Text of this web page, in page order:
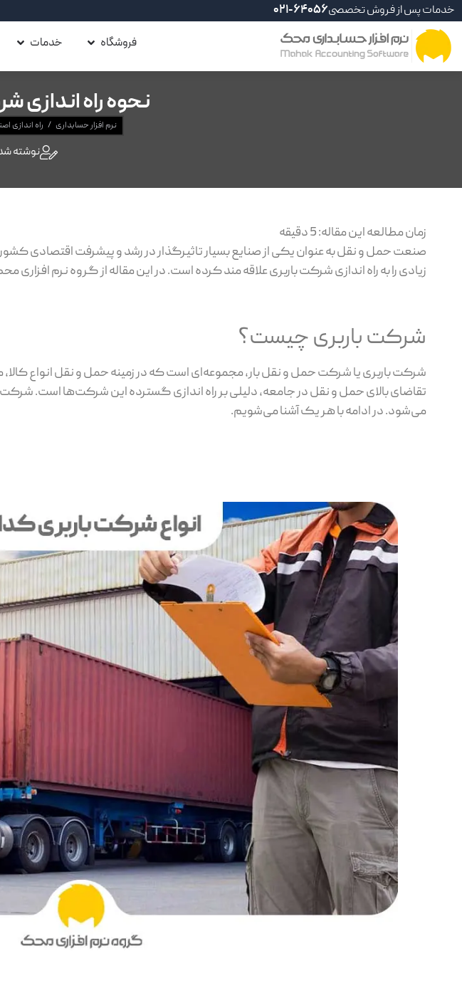
خدمات پس از فروش تخصصی021-64056
فروشگاه خدمات
نحوه راه اندازی شرکت
نرم افزار حسابداری / راه اندازی
نوشته
زمان مطالعه این مقاله:5دقیقه
صنعت حمل و نقل به عنوان یکی از صنایع بسیار تاثیرگذار در رشد و پیشرفت اقتصادی کشور
زیادی را به راه اندازی شرکت باربری علاقه مند کرده است. در این مقاله از گروه نرم
شرکت باربری چیست؟
شرکت باربری یا شرکت حمل و نقل بار، مجموعه‌‌ای است که در زمینه حمل و نقل انواع
تقاضای بالای حمل و نقل در جامعه، دلیلی بر راه اندازی گسترده این شرکت‌ها است. شرکت
می‌شود. در ادامه با هر یک آشنا می‌شویم.